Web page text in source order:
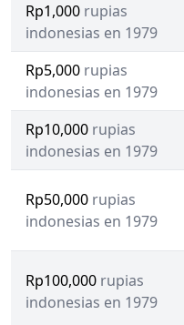
Rp1,000 rupias
indonesias en 1979
Rp5,000 rupias
indonesias en 1979
Rp10,000 rupias
indonesias en 1979
Rp50,000 rupias
indonesias en 1979
Rp100,000 rupias
indonesias en 1979